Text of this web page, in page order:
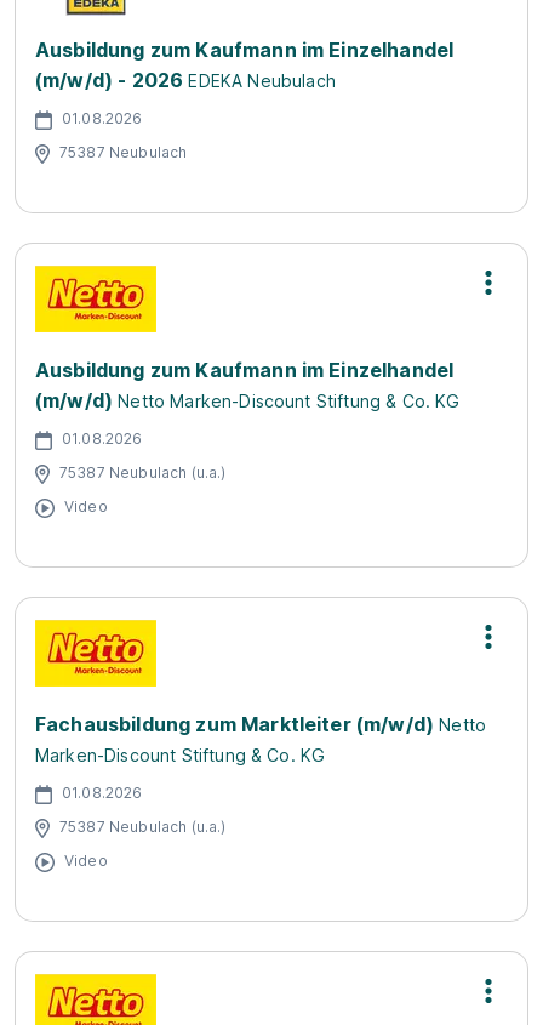
Ausbildung zum Kaufmann im Einzelhandel
(m/w/d) - 2026 EDEKA Neubulach
01.08.2026
75387 Neubulach
Ausbildung zum Kaufmann im Einzelhandel
(m/w/d) Netto Marken-Discount Stiftung & Co. KG
01.08.2026
75387 Neubulach (u.a.)
Video
Fachausbildung zum Marktleiter (m/w/d) Netto
Marken-Discount Stiftung & Co. KG
01.08.2026
75387 Neubulach (u.a.)
Video